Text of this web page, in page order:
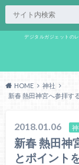
デジタルガジェットの
HOME
神社
新春 熱田神宮へ参拝す
2018.01.06
新春 熱田神
とポイント